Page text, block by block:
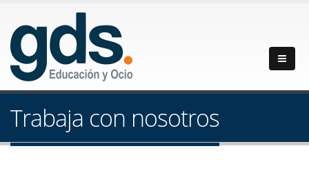
Trabaja con nosotros